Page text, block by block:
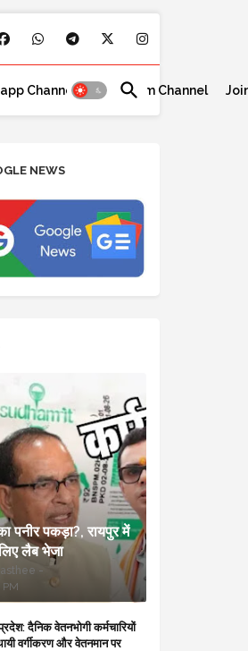
Channel Telegram Channel
NEWS
पनीर पकड़ा?, रायपुर में
लैब भेजा
दैनिक वेतनभोगी कर्मचारियों
वर्गीकरण और वेतनमान पर